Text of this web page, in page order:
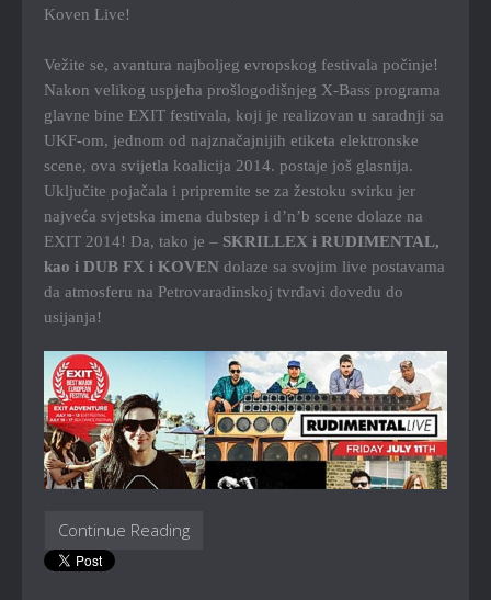
Koven Live!
Vežite se, avantura najboljeg evropskog festivala počinje!
Nakon velikog uspjeha prošlogodišnjeg X-Bass programa
glavne bine EXIT festivala, koji je realizovan u saradnji sa
UKF-om, jednom od najznačajnijih etiketa elektronske
scene, ova svijetla koalicija 2014. postaje još glasnija.
Uključite pojačala i pripremite se za žestoku svirku jer
najveća svjetska imena dubstep i d’n’b scene dolaze na
EXIT 2014! Da, tako je – SKRILLEX i RUDIMENTAL,
kao i DUB FX i KOVEN dolaze sa svojim live postavama
da atmosferu na Petrovaradinskoj tvrđavi dovedu do
usijanja!
Continue Reading